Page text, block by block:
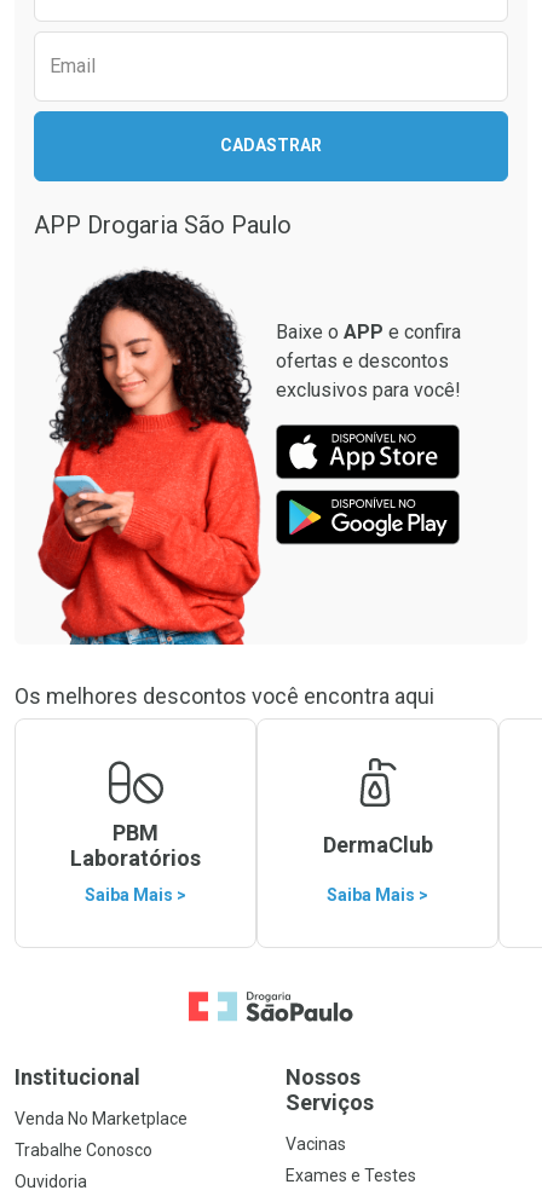
Email
CADASTRAR
APP Drogaria São Paulo
Baixe o APP e confira
ofertas e descontos
exclusivos para você!
Os melhores descontos você encontra aqui
PBM
Laboratórios
Saiba Mais >
DermaClub
Saiba Mais >
Ir para a Home
Institucional
Venda No Marketplace
Trabalhe Conosco
Ouvidoria
Nossos
Serviços
Vacinas
Exames e Testes